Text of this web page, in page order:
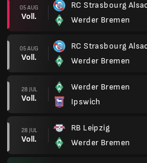
05 AUG
Voll.
RC Strasbourg
Werder Bremen
05 AUG
Voll.
RC Strasbourg
Werder Bremen
28 JUL
Voll.
Werder Bremen
Ipswich
28 JUL
Voll.
RB Leipzig
Werder Bremen